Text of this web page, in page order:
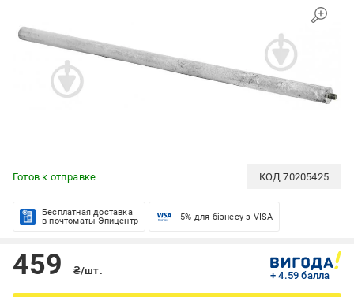
Готов к отправке КОД70205425
Бесплатная доставка
в почтоматы Эпицентр
-5% для бізнесу з VISA
459 ₴/шт. + 4.59 балла